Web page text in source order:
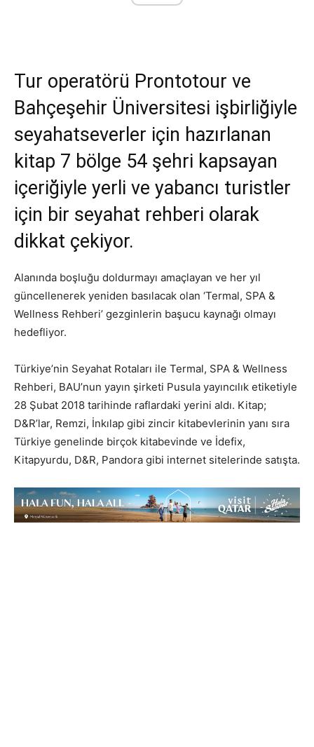
Tur operatörü Prontotour ve
Bahçeşehir Üniversitesi işbirliğiyle
seyahatseverler için hazırlanan
kitap 7 bölge 54 şehri kapsayan
içeriğiyle yerli ve yabancı turistler
için bir seyahat rehberi olarak
dikkat çekiyor.
Alanında boşluğu doldurmayı amaçlayan ve her yıl
güncellenerek yeniden basılacak olan ‘Termal, SPA &
Wellness Rehberi’ gezginlerin başucu kaynağı olmayı
hedefliyor.
Türkiye’nin Seyahat Rotaları ile Termal, SPA & Wellness
Rehberi, BAU’nun yayın şirketi Pusula yayıncılık etiketiyle
28 Şubat 2018 tarihinde raflardaki yerini aldı. Kitap;
D&R’lar, Remzi, İnkılap gibi zincir kitabevlerinin yanı sıra
Türkiye genelinde birçok kitabevinde ve İdefix,
Kitapyurdu, D&R, Pandora gibi internet sitelerinde satışta.